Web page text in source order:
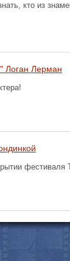
кто из
Логан Лерман
фестиваля